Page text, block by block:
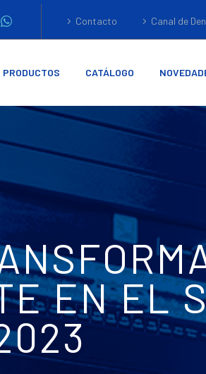
Contacto Canal de
PRODUCTOS CATÁLOGO
EN EL